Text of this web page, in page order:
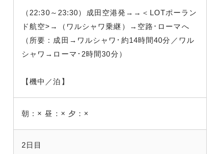
（22:30～23:30）成田空港発→→＜LOTポーラン
ド航空>→（ワルシャワ乗継）→空路･ローマへ
（所要：成田→ワルシャワ･約14時間40分／ワル
シャワ→ローマ･2時間30分）
【機中／泊】
朝：× 昼：× 夕：×
2日目